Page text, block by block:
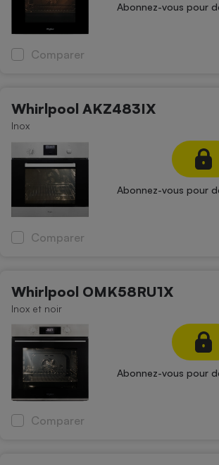
Abonnez-vous pour
Comparer
Whirlpool AKZ483IX
Inox
Abonnez-vous pour
Comparer
Whirlpool OMK58RU1X
Inox et noir
Abonnez-vous pour
Comparer